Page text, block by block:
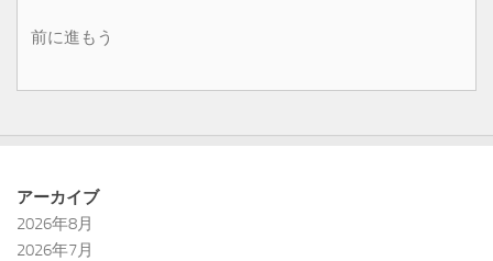
前に進もう
アーカイブ
2026年8月
2026年7月